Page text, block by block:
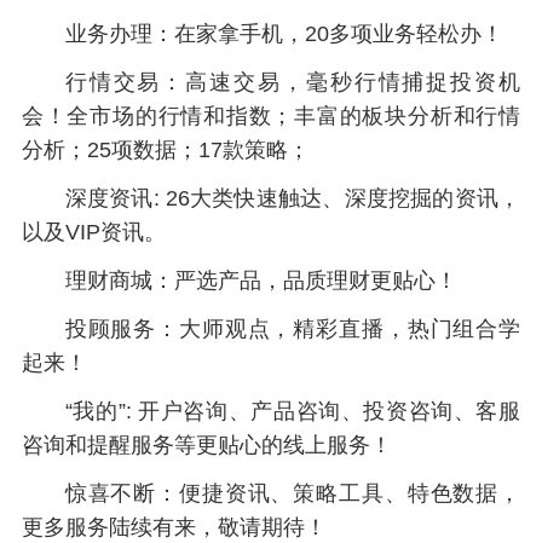
业务办理：在家拿手机，20多项业务轻松办！
行情交易：高速交易，毫秒行情捕捉投资机
会！全市场的行情和指数；丰富的板块分析和行情
分析；25项数据；17款策略；
深度资讯: 26大类快速触达、深度挖掘的资讯，
以及VIP资讯。
理财商城：严选产品，品质理财更贴心！
投顾服务：大师观点，精彩直播，热门组合学
起来！
“我的”: 开户咨询、产品咨询、投资咨询、客服
咨询和提醒服务等更贴心的线上服务！
惊喜不断：便捷资讯、策略工具、特色数据，
更多服务陆续有来，敬请期待！